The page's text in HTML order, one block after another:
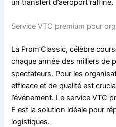
un transfert d’aéroport raffiné.
Service VTC premium pour
La Prom’Classic, célèbre
chaque année des milliers de
spectateurs. Pour les
efficace et de qualité est
l’événement. Le service VTC
E est la solution idéale pour
logistiques.